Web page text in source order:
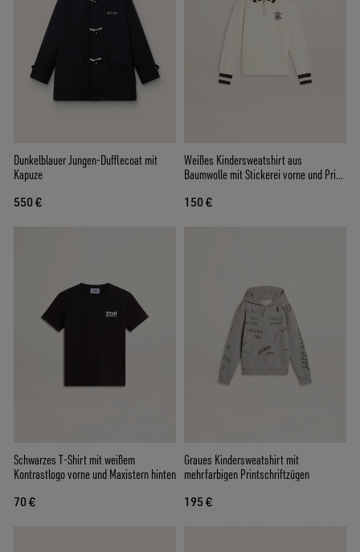
Dunkelblauer Jungen-Dufflecoat mit
Kapuze
550 €
Weißes Kindersweatshirt aus
Baumwolle mit Stickerei vorne und Print
150 €
Schwarzes T-Shirt mit weißem
Kontrastlogo vorne und Maxistern hinten
70 €
Graues Kindersweatshirt mit
mehrfarbigen Printschriftzügen
195 €